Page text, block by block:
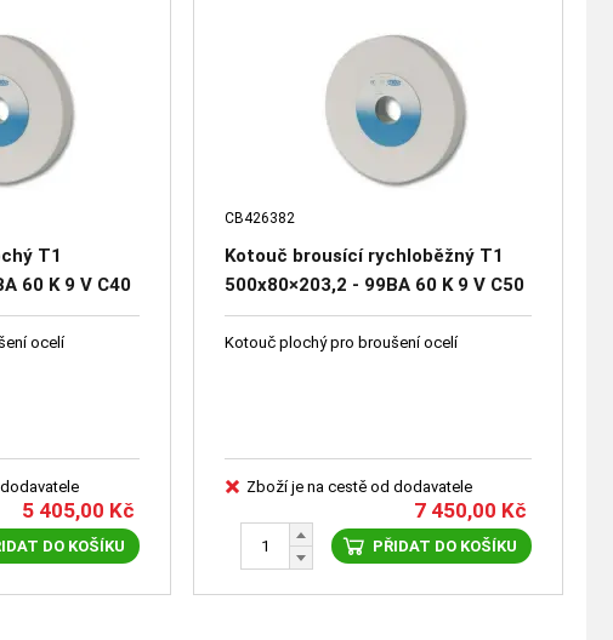
T1
60 K 9 V C40
ocelí
5 405,00 Kč
DO KOŠÍKU
CB426382
Kotouč brousící rychloběžný T1
500x80×203,2 - 99BA 60 K 9 V C50
- 47151-532600
Kotouč plochý pro broušení ocelí
Zboží je na cestě od dodavatele
7 450,00 Kč
PŘIDAT DO KOŠÍKU